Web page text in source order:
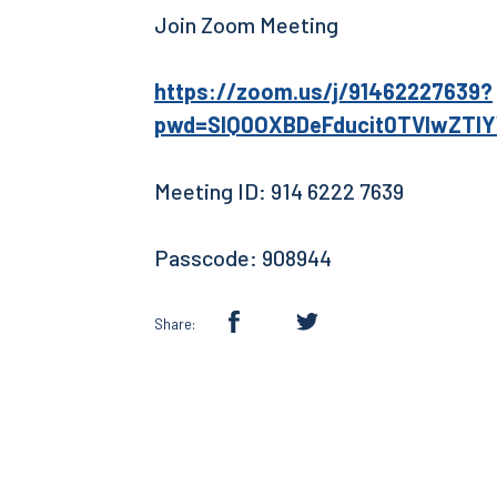
Join Zoom Meeting
https://zoom.us/j/91462227639?
Meeting ID: 914 6222 7639
Passcode: 908944
Share: